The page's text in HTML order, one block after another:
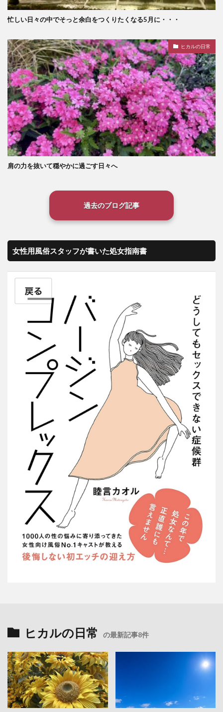
忙しい日々の中でそっと余白をつくりたくなる5月に・・・
ヒカルの日常
肩の力を抜いて穏やかに過ごす日々へ
過去のブログ記事
女性用風俗スタッフが書いた処女指南書
ヒカルの日常 の最新記事8件